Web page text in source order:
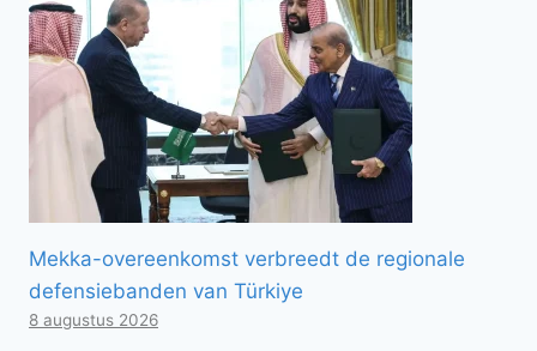
Mekka-overeenkomst verbreedt de regionale
defensiebanden van Türkiye
8 augustus 2026